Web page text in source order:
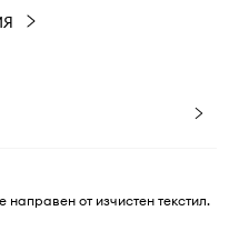
от изчистен текстил.